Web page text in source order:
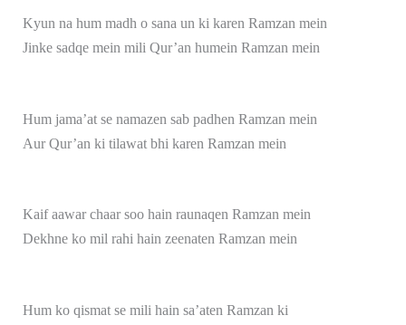
Kyun na hum madh o sana un ki karen Ramzan mein
Jinke sadqe mein mili Qur’an humein Ramzan mein
Hum jama’at se namazen sab padhen Ramzan mein
Aur Qur’an ki tilawat bhi karen Ramzan mein
Kaif aawar chaar soo hain raunaqen Ramzan mein
Dekhne ko mil rahi hain zeenaten Ramzan mein
Hum ko qismat se mili hain sa’aten Ramzan ki